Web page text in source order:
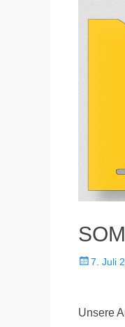
7. Juli
Unsere